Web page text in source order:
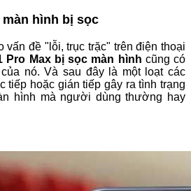
hình bị sọc
đề "lỗi, trục trặc" trên điện thoại
Pro Max bị sọc màn hình cũng có
nó. Và sau đây là một loạt các
tiếp hoặc gián tiếp gây ra tình trạng
hình mà người dùng thường hay